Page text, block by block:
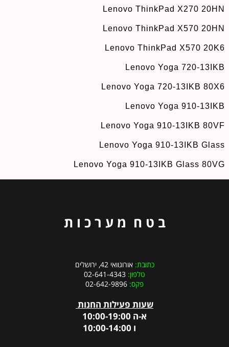
Lenovo ThinkPad X270 20HN
Lenovo ThinkPad X570 20HN
Lenovo ThinkPad X570 20K6
Lenovo Yoga 720-13IKB
Lenovo Yoga 720-13IKB 80X6
Lenovo Yoga 910-13IKB
Lenovo Yoga 910-13IKB 80VF
Lenovo Yoga 910-13IKB Glass
Lenovo Yoga 910-13IKB Glass 80VG
ב ט ח מ ע ר כ ו ת
כתובת:אורוגוואי 42, ירושלים
טלפון: 02-641-4343
פקס:
שעות פעילות החנות
א-ה 10:00-19:00
ו 10:00-14:00